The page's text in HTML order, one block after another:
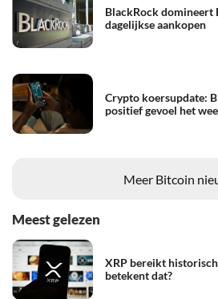
BlackRock domineert
dagelijkse aankopen
Crypto koersupdate:
positief gevoel het
Meer Bitcoin
Meest gelezen
XRP bereikt
betekent dat?